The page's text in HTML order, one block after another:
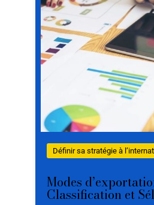
Définir sa stratégie à
Modes
Classification et